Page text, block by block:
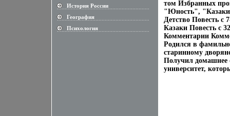
История России
............................................................
География
............................................................
Психология
............................................................
том Избранных
"Юность",
Детство Повесть c
Казаки Повесть c
Комментарии
Родился в
старинному
Получил домашнее
университет,